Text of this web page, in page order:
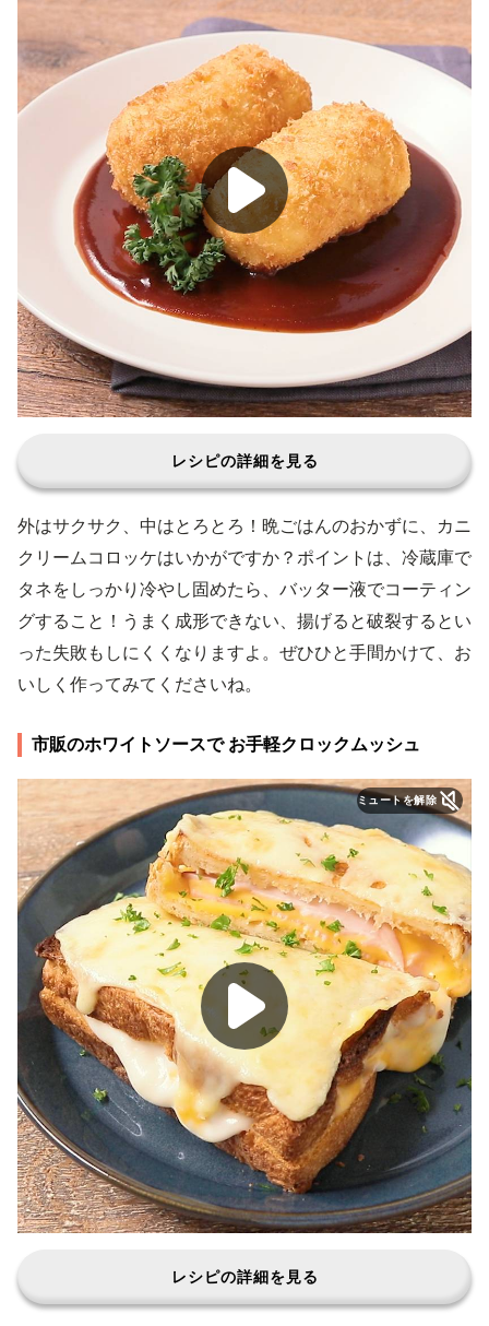
レシピの詳細を見る
外はサクサク、中はとろとろ！晩ごはんのおかずに、カニ
クリームコロッケはいかがですか？ポイントは、冷蔵庫で
タネをしっかり冷やし固めたら、バッター液でコーティン
グすること！うまく成形できない、揚げると破裂するとい
った失敗もしにくくなりますよ。ぜひひと手間かけて、お
いしく作ってみてくださいね。
市販のホワイトソースで お手軽クロックムッシュ
ミュートを解除
レシピの詳細を見る